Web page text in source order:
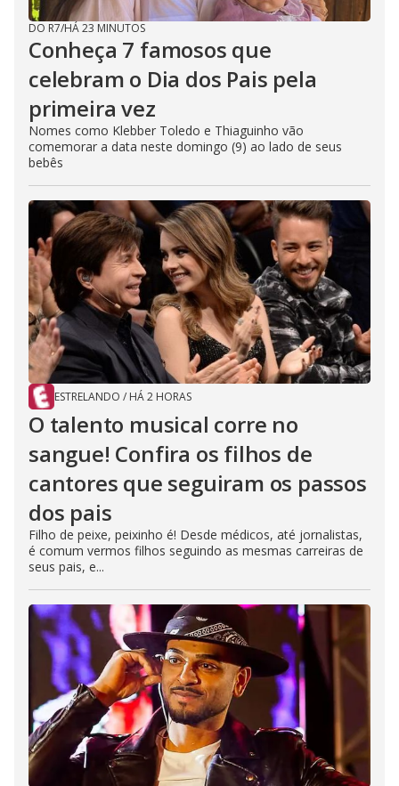
DO R7/HÁ 23 MINUTOS
Conheça 7 famosos que
celebram o Dia dos Pais pela
primeira vez
Nomes como Klebber Toledo e Thiaguinho vão
comemorar a data neste domingo (9) ao lado de seus
bebês
ESTRELANDO / HÁ 2 HORAS
O talento musical corre no
sangue! Confira os filhos de
cantores que seguiram os passos
dos pais
Filho de peixe, peixinho é! Desde médicos, até jornalistas,
é comum vermos filhos seguindo as mesmas carreiras de
seus pais, e...